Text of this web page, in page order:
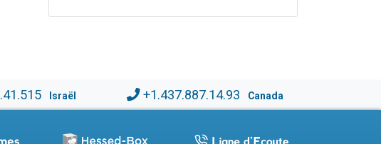
Israël +1.437.887.14.93 Canada